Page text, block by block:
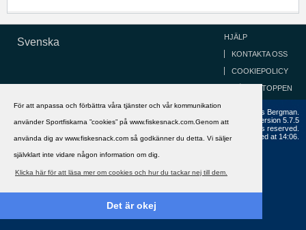
För att anpassa och förbättra våra tjänster och vår kommunikation
använder Sportfiskarna ”cookies” på www.fiskesnack.com.Genom att
använda dig av www.fiskesnack.com så godkänner du detta. Vi säljer
självklart inte vidare någon information om dig.
Klicka här för att läsa mer om cookies och hur du tackar nej till dem.
Det är okej
Svenska HJÄLP
KONTAKTA OSS
COOKIEPOLICY
GÅ TILL TOPPEN
Copyright ©2002 - 2021, FiskeSnack.com. Grundad 2002 av Anders Bergman.
Powered byvBulletin®
Version 5.7.5
Copyright © 2026 MH Sub I, LLC dba vBulletin. All rights reserved.
All times are GMT+1. This page was generated at 14:06.